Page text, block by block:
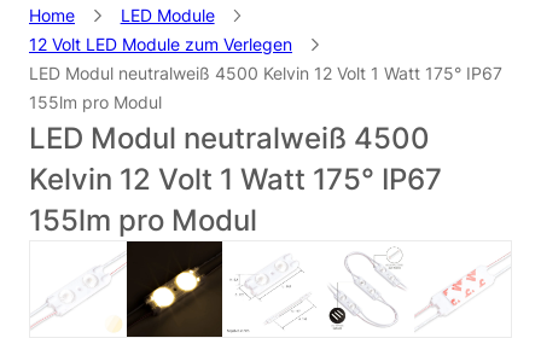
Home
LED Module
12 Volt LED Module zum Verlegen
LED Modul neutralweiß 4500 Kelvin 12 Volt 1 Watt 175° IP67
155lm pro Modul
LED Modul neutralweiß 4500
Kelvin 12 Volt 1 Watt 175° IP67
155lm pro Modul